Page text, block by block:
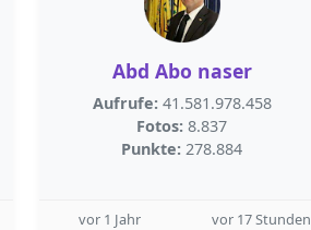
Abd Abo naser
Aufrufe: 41.581.978.458
Fotos: 8.837
Punkte: 278.884
vor 1 Jahr vor 17 Stunden